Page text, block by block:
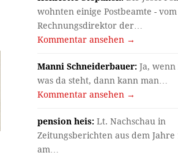
wohnten einige Postbeamte - vom
Rechnungsdirektor der…
Kommentar ansehen →
Manni Schneiderbauer: Ja,
was da steht, dann kann man…
Kommentar ansehen →
pension heis: Lt. Nachschau in
Zeitungsberichten aus dem Jahre
am…